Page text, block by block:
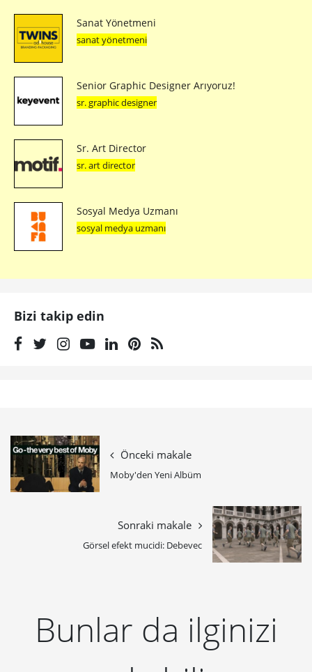
Sanat Yönetmeni
sanat yönetmeni
Senior Graphic Designer Arıyoruz!
sr. graphic designer
Sr. Art Director
sr. art director
Sosyal Medya Uzmanı
sosyal medya uzmanı
Bizi takip edin
Önceki makale
Moby'den Yeni Albüm
Sonraki makale
Görsel efekt mucidi: Debevec
Bunlar da ilginizi